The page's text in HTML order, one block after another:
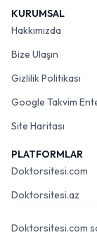
KURUMSAL
Hakkımızda
Bize Ulaşın
Gizlilik Politikası
Google Takvim
Site Haritası
PLATFORMLAR
Doktorsitesi.com
Doktorsitesi.az
Doktorsitesi.com